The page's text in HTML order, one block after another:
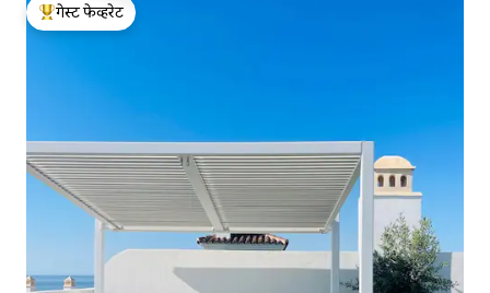
टॉप गेस्ट फेव्हरेट
गेस्ट फेव्हरेट